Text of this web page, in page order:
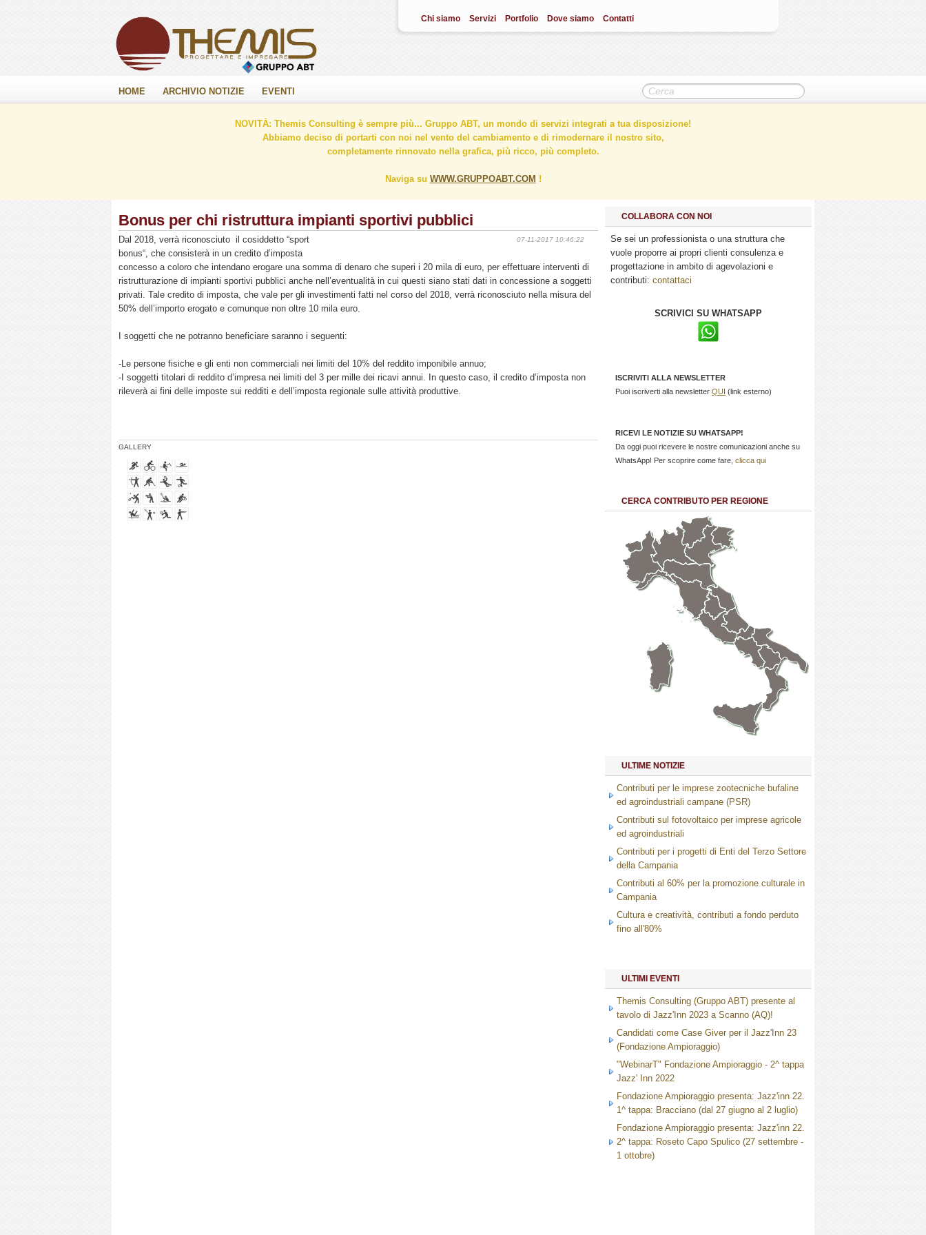
Chi siamo Servizi Portfolio Dove siamo Contatti
HOME ARCHIVIO NOTIZIE EVENTI
NOVITÀ: Themis Consulting è sempre più... Gruppo ABT, un mondo di servizi integrati a tua disposizione!
Abbiamo deciso di portarti con noi nel vento del cambiamento e di rimodernare il nostro sito,
completamente rinnovato nella grafica, più ricco, più completo.
Naviga su WWW.GRUPPOABT.COM !
Bonus per chi ristruttura impianti sportivi pubblici
07-11-2017 10:46:22
Dal 2018, verrà riconosciuto il cosiddetto “sport
bonus“, che consisterà in un credito d’imposta
concesso a coloro che intendano erogare una somma di denaro che superi i 20 mila di euro, per effettuare interventi di
ristrutturazione di impianti sportivi pubblici anche nell’eventualità in cui questi siano stati dati in concessione a soggetti
privati. Tale credito di imposta, che vale per gli investimenti fatti nel corso del 2018, verrà riconosciuto nella misura del
50% dell’importo erogato e comunque non oltre 10 mila euro.
I soggetti che ne potranno beneficiare saranno i seguenti:
-Le persone fisiche e gli enti non commerciali nei limiti del 10% del reddito imponibile annuo;
-I soggetti titolari di reddito d’impresa nei limiti del 3 per mille dei ricavi annui. In questo caso, il credito d’imposta non
rileverà ai fini delle imposte sui redditi e dell’imposta regionale sulle attività produttive.
GALLERY
COLLABORA CON NOI
Se sei un professionista o una struttura che
vuole proporre ai propri clienti consulenza e
progettazione in ambito di agevolazioni e
contributi: contattaci
SCRIVICI SU WHATSAPP
ISCRIVITI ALLA NEWSLETTER
Puoi iscriverti alla newsletter QUI (link esterno)
RICEVI LE NOTIZIE SU WHATSAPP!
Da oggi puoi ricevere le nostre comunicazioni anche su
WhatsApp! Per scoprire come fare, clicca qui
CERCA CONTRIBUTO PER REGIONE
Abruzzo
Basilicata
Emilia Romagna
Friuli
Venezia
Giulia
Lombardia
Marche
Molise
Piemonte
Puglia
Trentino
Adige
Umbria
Valle
d'Aosta
ULTIME NOTIZIE
Contributi per le imprese zootecniche bufaline
ed agroindustriali campane (PSR)
Contributi sul fotovoltaico per imprese agricole
ed agroindustriali
Contributi per i progetti di Enti del Terzo Settore
della Campania
Contributi al 60% per la promozione culturale in
Campania
Cultura e creatività, contributi a fondo perduto
fino all'80%
ULTIMI EVENTI
Themis Consulting (Gruppo ABT) presente al
tavolo di Jazz'Inn 2023 a Scanno (AQ)!
Candidati come Case Giver per il Jazz'Inn 23
(Fondazione Ampioraggio)
"WebinarT" Fondazione Ampioraggio - 2^ tappa
Jazz' Inn 2022
Fondazione Ampioraggio presenta: Jazz'inn 22.
1^ tappa: Bracciano (dal 27 giugno al 2 luglio)
Fondazione Ampioraggio presenta: Jazz'inn 22.
2^ tappa: Roseto Capo Spulico (27 settembre -
1 ottobre)